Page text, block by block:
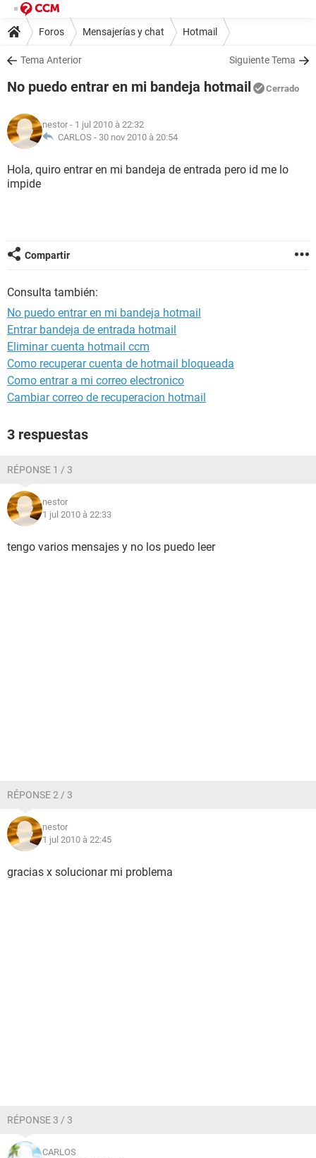
Foros Mensajerías y chat Hotmail
Tema Anterior Siguiente Tema
No puedo entrar en mi bandeja hotmail Cerrado
nestor - 1 jul 2010 à 22:32
CARLOS - 30 nov 2010 à 20:54
Hola, quiro entrar en mi bandeja de entrada pero id me lo
impide
Compartir
Consulta también:
No puedo entrar en mi bandeja hotmail
Entrar bandeja de entrada hotmail
Eliminar cuenta hotmail ccm
Como recuperar cuenta de hotmail bloqueada
Como entrar a mi correo electronico
Cambiar correo de recuperacion hotmail
3 respuestas
RÉPONSE 1 / 3
nestor
1 jul 2010 à 22:33
tengo varios mensajes y no los puedo leer
RÉPONSE 2 / 3
nestor
1 jul 2010 à 22:45
gracias x solucionar mi problema
RÉPONSE 3 / 3
CARLOS